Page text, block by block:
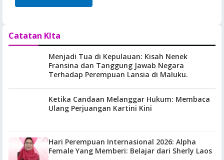
Catatan KIta
Menjadi Tua di Kepulauan: Kisah Nenek
Fransina dan Tanggung Jawab Negara
Terhadap Perempuan Lansia di Maluku.
Ketika Candaan Melanggar Hukum: Membaca
Ulang Perjuangan Kartini Kini
Hari Perempuan Internasional 2026: Alpha
Female Yang Memberi: Belajar dari Sherly Laos